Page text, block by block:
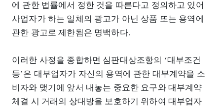
에 관한 법률에서 정한 것을 따른다고 정의하고 있어
사업자가 하는 일체의 광고가 아닌 상품 또는 용역에
관한 광고로 제한됨은 명백하다.
이러한 사정을 종합하면 심판대상조항의 ‘대부조건
등’은 대부업자가 자신의 용역에 관한 대부계약을 소
비자와 맺기에 앞서 내놓는 중요한 요구와 대부계약
체결 시 거래의 상대방을 보호하기 위하여 대부업자